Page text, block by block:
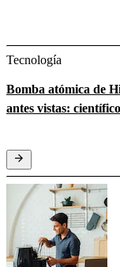
Tecnología
Bomba atómica de
antes vistas: